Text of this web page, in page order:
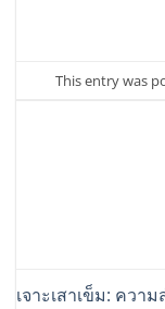
This entry was
เจาะเสาเข็ม: ควา